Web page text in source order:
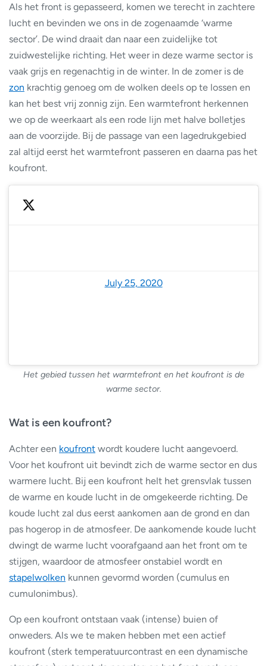
Als het front is gepasseerd, komen we terecht in zachtere
lucht en bevinden we ons in de zogenaamde ‘warme
sector’. De wind draait dan naar een zuidelijke tot
zuidwestelijke richting. Het weer in deze warme sector is
vaak grijs en regenachtig in de winter. In de zomer is de
zon krachtig genoeg om de wolken deels op te lossen en
kan het best vrij zonnig zijn. Een warmtefront herkennen
we op de weerkaart als een rode lijn met halve bolletjes
aan de voorzijde. Bij de passage van een lagedrukgebied
zal altijd eerst het warmtefront passeren en daarna pas het
koufront.
July 25, 2020
Het gebied tussen het warmtefront en het koufront is de
warme sector.
Wat is een koufront?
Achter een koufront wordt koudere lucht aangevoerd.
Voor het koufront uit bevindt zich de warme sector en dus
warmere lucht. Bij een koufront helt het grensvlak tussen
de warme en koude lucht in de omgekeerde richting. De
koude lucht zal dus eerst aankomen aan de grond en dan
pas hogerop in de atmosfeer. De aankomende koude lucht
dwingt de warme lucht voorafgaand aan het front om te
stijgen, waardoor de atmosfeer onstabiel wordt en
stapelwolken kunnen gevormd worden (cumulus en
cumulonimbus).
Op een koufront ontstaan vaak (intense) buien of
onweders. Als we te maken hebben met een actief
koufront (sterk temperatuurcontrast en een dynamische